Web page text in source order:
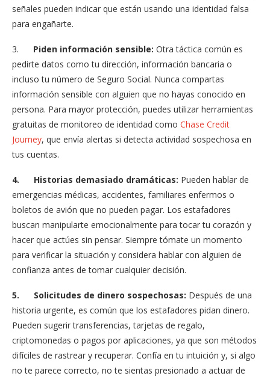
señales pueden indicar que están usando una identidad falsa
para engañarte.
3. Piden información sensible: Otra táctica común es
pedirte datos como tu dirección, información bancaria o
incluso tu número de Seguro Social. Nunca compartas
información sensible con alguien que no hayas conocido en
persona. Para mayor protección, puedes utilizar herramientas
gratuitas de monitoreo de identidad como Chase Credit
Journey, que envía alertas si detecta actividad sospechosa en
tus cuentas.
4. Historias demasiado dramáticas: Pueden hablar de
emergencias médicas, accidentes, familiares enfermos o
boletos de avión que no pueden pagar. Los estafadores
buscan manipularte emocionalmente para tocar tu corazón y
hacer que actúes sin pensar. Siempre tómate un momento
para verificar la situación y considera hablar con alguien de
confianza antes de tomar cualquier decisión.
5. Solicitudes de dinero sospechosas: Después de una
historia urgente, es común que los estafadores pidan dinero.
Pueden sugerir transferencias, tarjetas de regalo,
criptomonedas o pagos por aplicaciones, ya que son métodos
difíciles de rastrear y recuperar. Confía en tu intuición y, si algo
no te parece correcto, no te sientas presionado a actuar de